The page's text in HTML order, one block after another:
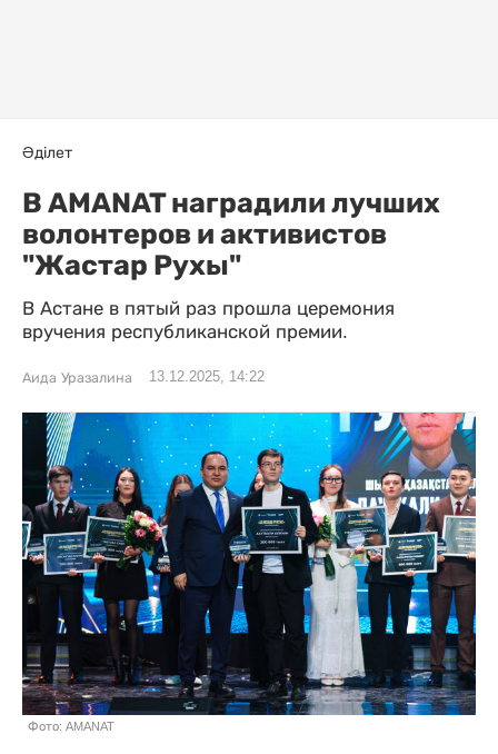
Әділет
В AMANAT наградили лучших
волонтеров и активистов
"Жастар Рухы"
В Астане в пятый раз прошла церемония
вручения республиканской премии.
Аида Уразалина 13.12.2025, 14:22
Фото: AMANAT